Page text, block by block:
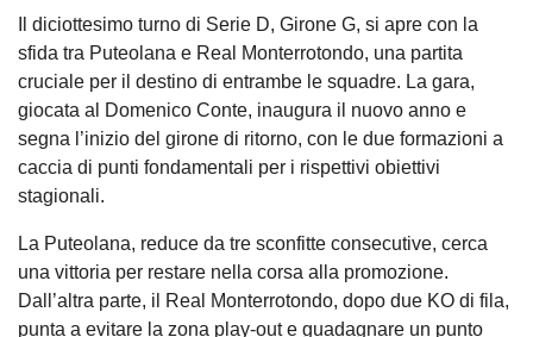
Il diciottesimo turno di Serie D, Girone G, si apre con la
sfida tra Puteolana e Real Monterrotondo, una partita
cruciale per il destino di entrambe le squadre. La gara,
giocata al Domenico Conte, inaugura il nuovo anno e
segna l’inizio del girone di ritorno, con le due formazioni a
caccia di punti fondamentali per i rispettivi obiettivi
stagionali.
La Puteolana, reduce da tre sconfitte consecutive, cerca
una vittoria per restare nella corsa alla promozione.
Dall’altra parte, il Real Monterrotondo, dopo due KO di fila,
punta a evitare la zona play-out e guadagnare un punto